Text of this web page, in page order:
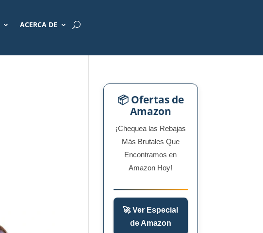
ACERCA DE
📦 Ofertas de
Amazon
¡Chequea las Rebajas
Más Brutales Que
Encontramos en
Amazon Hoy!
🚀 Ver Especial
de Amazon